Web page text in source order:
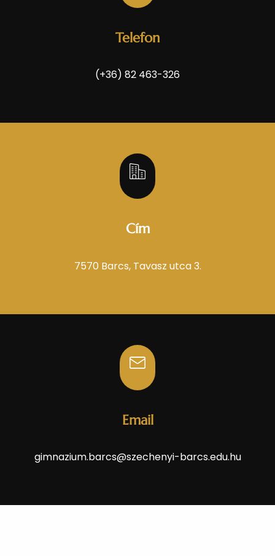
Telefon
(+36) 82 463-326
Cím
7570 Barcs, Tavasz utca 3.
Email
gimnazium.barcs@szechenyi-barcs.edu.hu